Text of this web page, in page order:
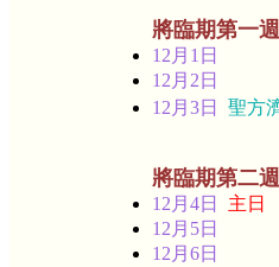
將臨期第一週
12月1日
12月2日
12月3日 聖方
將臨期第二週
12月4日 主日
12月5日
12月6日